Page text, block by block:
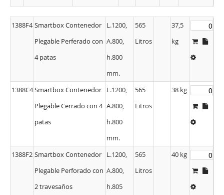
1388F4 Smartbox Contenedor
Plegable Perferado con
4 patas
L.1200,
A.800,
h.800
mm.
565
Litros
37,5
kg
1388C4Smartbox Contenedor
Plegable Cerrado con 4
patas
L.1200,
A.800,
h.800
mm.
565
Litros
38 kg
1388F2 Smartbox Contenedor
Plegable Perforado con
2 travesaños
L.1200,
A.800,
h.805
565
Litros
40 kg